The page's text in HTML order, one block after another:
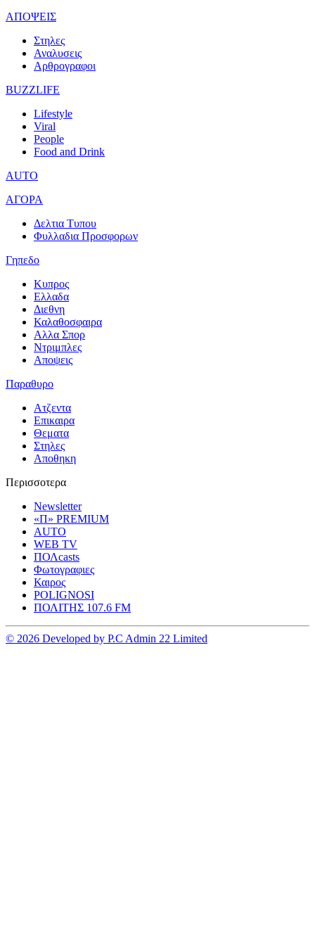
ΑΠΟΨΕΙΣ
Στηλες
Αναλυσεις
Αρθρογραφοι
BUZZLIFE
Lifestyle
Viral
People
Food and Drink
AUTO
ΑΓΟΡΑ
Δελτια Τυπου
Φυλλαδια Προσφορων
Γηπεδο
Κυπρος
Ελλαδα
Διεθνη
Καλαθοσφαιρα
Αλλα Σπορ
Ντριμπλες
Αποψεις
Παραθυρο
Ατζεντα
Επικαιρα
Θεματα
Στηλες
Αποθηκη
Περισσοτερα
Newsletter
«Π» PREMIUM
AUTO
WEB TV
ΠΟΛcasts
Φωτογραφιες
Καιρος
POLIGNOSI
ΠΟΛΙΤΗΣ 107.6 FM
© 2026 Developed by P.C Admin 22 Limited